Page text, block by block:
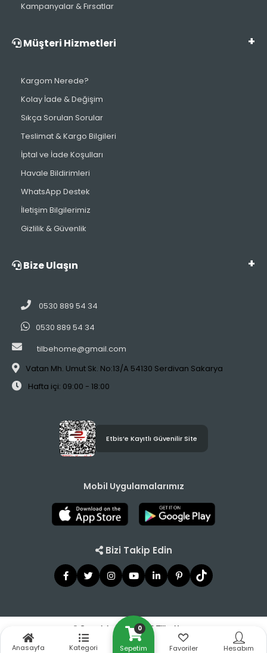
0
Sepetim
Anasayfa Kategori Favoriler Hesabım
Kampanyalar & Fırsatlar
Müşteri Hizmetleri
Kargom Nerede?
Kolay İade & Değişim
Sıkça Sorulan Sorular
Teslimat & Kargo Bilgileri
İptal ve İade Koşulları
Havale Bildirimleri
WhatsApp Destek
İletişim Bilgilerimiz
Gizlilik & Güvenlik
Bize Ulaşın
0530 889 54 34
0530 889 54 34
tilbehome@gmail.com
Vatan Mh. Umut Sk. No:13/A 54130 Serdivan Sakarya
Hafta içi: 09:00 - 18:00
Etbis’e Kayıtlı Güvenilir Site
Mobil Uygulamalarımız
Bizi Takip Edin
© Copyright 2021 - 2026 Tilbe Home